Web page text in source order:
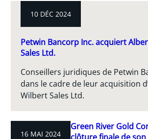
10 DÉC 2024
Petwin Bancorp Inc. acquiert
Sales Ltd.
Conseillers juridiques de Petwin
dans le cadre de leur acquisition
Wilbert Sales Ltd.
16 MAI 2024
Green River Gold
clôture finale de